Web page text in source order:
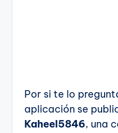
Por si te lo
aplicación se
Kaheel5846, una